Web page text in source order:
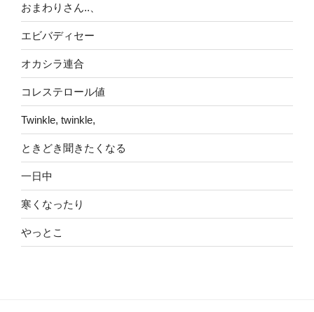
おまわりさん..、
エビバディセー
オカシラ連合
コレステロール値
Twinkle, twinkle,
ときどき聞きたくなる
一日中
寒くなったり
やっとこ